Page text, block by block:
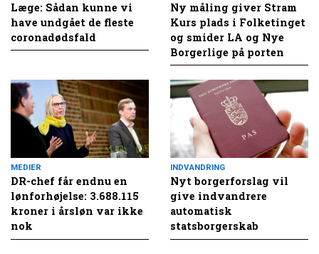
Læge: Sådan kunne vi
have undgået de fleste
coronadødsfald
Ny måling giver Stram
Kurs plads i Folketinget
og smider LA og Nye
Borgerlige på porten
MEDIER
DR-chef får endnu en
lønforhøjelse: 3.688.115
kroner i årsløn var ikke
nok
INDVANDRING
Nyt borgerforslag vil
give indvandrere
automatisk
statsborgerskab